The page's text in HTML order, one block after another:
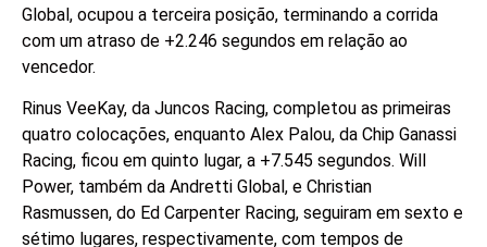
Global, ocupou a terceira posição, terminando a corrida
com um atraso de +2.246 segundos em relação ao
vencedor.
Rinus VeeKay, da Juncos Racing, completou as primeiras
quatro colocações, enquanto Alex Palou, da Chip Ganassi
Racing, ficou em quinto lugar, a +7.545 segundos. Will
Power, também da Andretti Global, e Christian
Rasmussen, do Ed Carpenter Racing, seguiram em sexto e
sétimo lugares, respectivamente, com tempos de